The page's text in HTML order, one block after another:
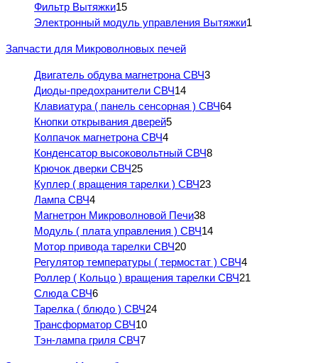
Фильтр Вытяжки15
Электронный модуль управления Вытяжки1
Запчасти для Микроволновых печей
Двигатель обдува магнетрона СВЧ3
Диоды-предохранители СВЧ14
Клавиатура ( панель сенсорная ) СВЧ64
Кнопки открывания дверей5
Колпачок магнетрона СВЧ4
Конденсатор высоковольтный СВЧ8
Крючок дверки СВЧ25
Куплер ( вращения тарелки ) СВЧ23
Лампа СВЧ4
Магнетрон Микроволновой Печи38
Модуль ( плата управления ) СВЧ14
Мотор привода тарелки СВЧ20
Регулятор температуры ( термостат ) СВЧ4
Роллер ( Кольцо ) вращения тарелки СВЧ21
Слюда СВЧ6
Тарелка ( блюдо ) СВЧ24
Трансформатор СВЧ10
Тэн-лампа гриля СВЧ7